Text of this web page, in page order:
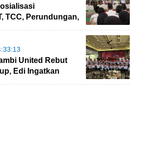
TCC, Perundungan,
di Bungo
United Rebut
Edi Ingatkan